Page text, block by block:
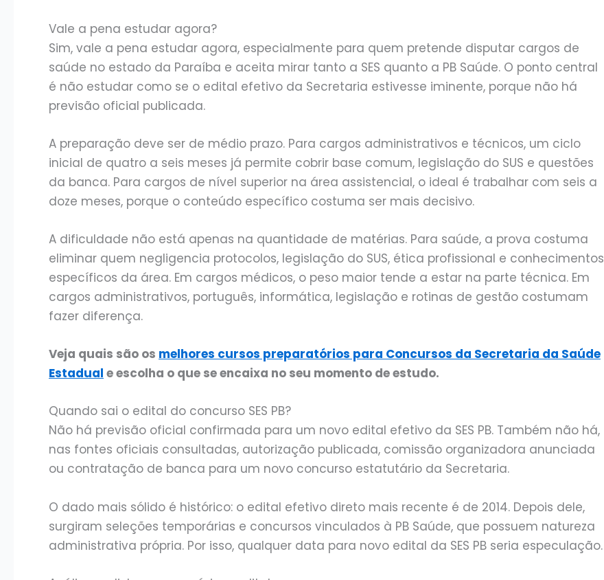
Vale a pena estudar agora?
Sim, vale a pena estudar agora, especialmente para quem pretende disputar cargos de
saúde no estado da Paraíba e aceita mirar tanto a SES quanto a PB Saúde. O ponto central
é não estudar como se o edital efetivo da Secretaria estivesse iminente, porque não há
previsão oficial publicada.
A preparação deve ser de médio prazo. Para cargos administrativos e técnicos, um ciclo
inicial de quatro a seis meses já permite cobrir base comum, legislação do SUS e questões
da banca. Para cargos de nível superior na área assistencial, o ideal é trabalhar com seis a
doze meses, porque o conteúdo específico costuma ser mais decisivo.
A dificuldade não está apenas na quantidade de matérias. Para saúde, a prova costuma
eliminar quem negligencia protocolos, legislação do SUS, ética profissional e conhecimentos
específicos da área. Em cargos médicos, o peso maior tende a estar na parte técnica. Em
cargos administrativos, português, informática, legislação e rotinas de gestão costumam
fazer diferença.
Veja quais são os melhores cursos preparatórios para Concursos da Secretaria da Saúde
Estadual e escolha o que se encaixa no seu momento de estudo.
Quando sai o edital do concurso SES PB?
Não há previsão oficial confirmada para um novo edital efetivo da SES PB. Também não há,
nas fontes oficiais consultadas, autorização publicada, comissão organizadora anunciada
ou contratação de banca para um novo concurso estatutário da Secretaria.
O dado mais sólido é histórico: o edital efetivo direto mais recente é de 2014. Depois dele,
surgiram seleções temporárias e concursos vinculados à PB Saúde, que possuem natureza
administrativa própria. Por isso, qualquer data para novo edital da SES PB seria especulação.